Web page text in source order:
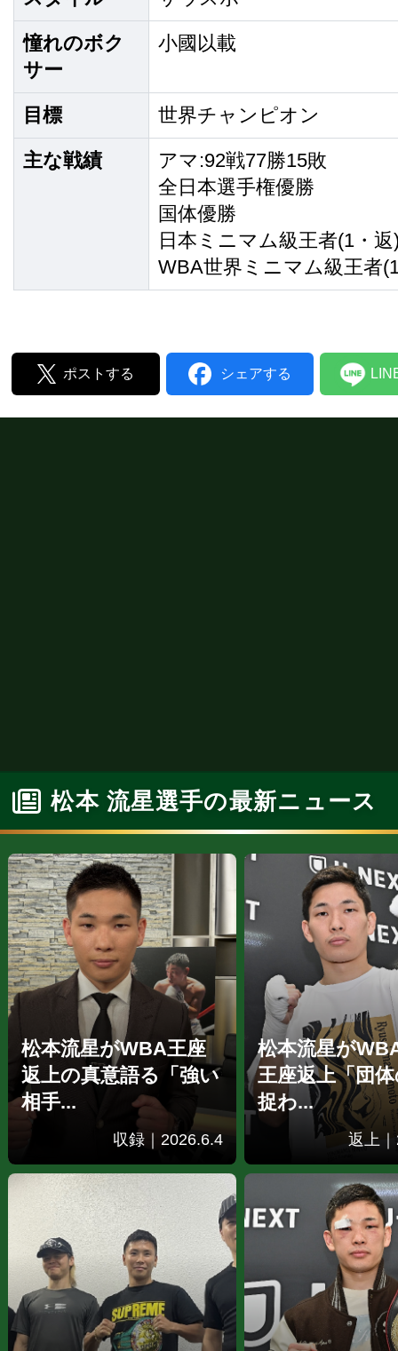
憧れのボク
サー
小國以載
目標 世界チャンピオン
主な戦績
アマ:92戦77勝15敗
全日本選手権優勝
国体優勝
日本ミニマム級王者(1・返
WBA世界ミニマム級王者
ポストする シェアする
松本 流星選手の最新ニュース
松本流星がWBA王座
返上の真意語る「強い
相手...
収録｜2026.6.4
松本流星が
王座返上「団
捉わ...
返上